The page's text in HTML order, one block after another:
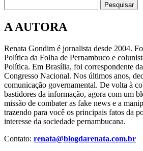
Pesquisar
A AUTORA
Renata Gondim é jornalista desde 2004.
Política da Folha de Pernambuco e
Política. Em Brasília, foi correspondente
Congresso Nacional. Nos últimos anos,
comunicação governamental. De volta à
bastidores da informação, agora com um
missão de combater as fake news e a
trazendo para você os principais fatos da
interesse da sociedade pernambucana.
Contato: renata@blogdarenata.com.br